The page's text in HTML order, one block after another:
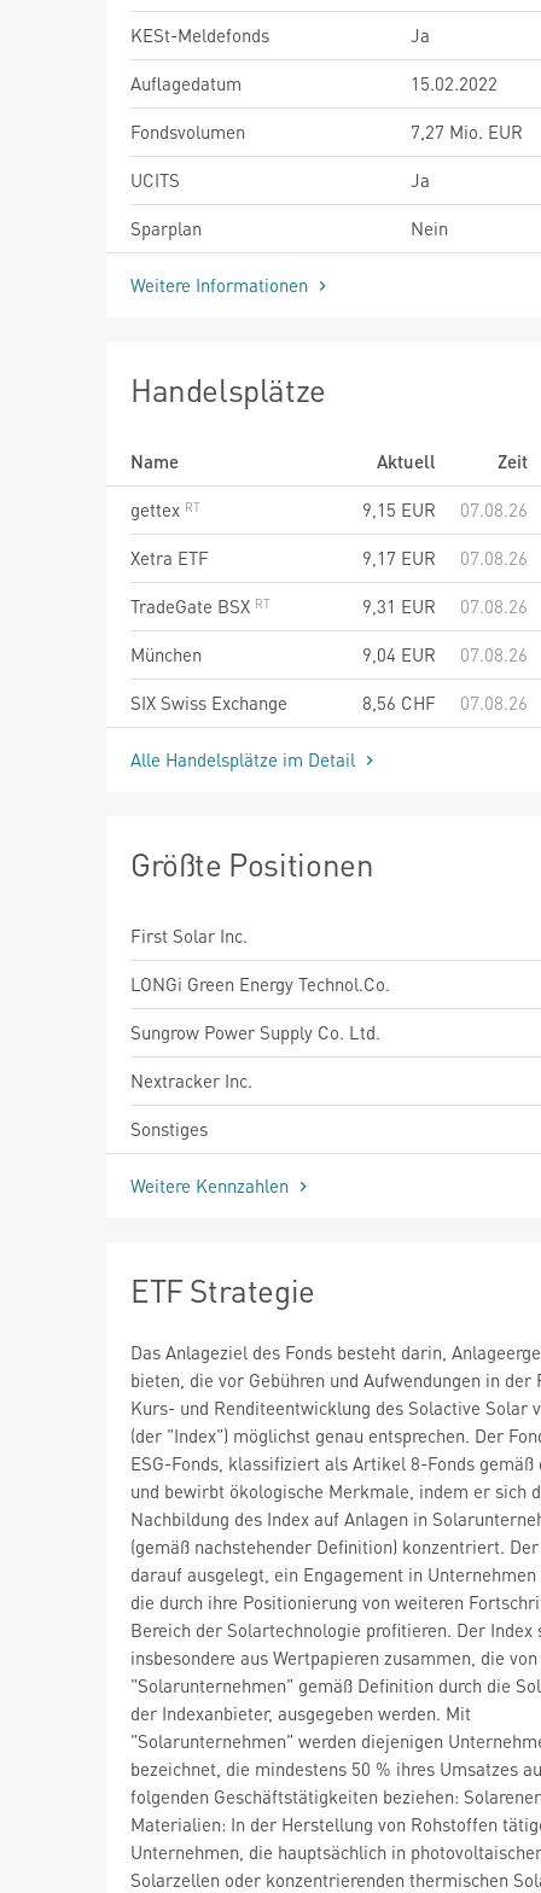
KESt-Meldefonds
Ja
Auflagedatum
15.02.2022
Fondsvolumen
7,27 Mio. EUR
UCITS
Ja
Sparplan
Nein
Weitere Informationen
Handelsplätze
Name Aktuell
Zeit
gettex
9,15 EUR
07.08.26
Xetra ETF
9,17 EUR
07.08.26
TradeGate BSX
9,31 EUR
07.08.26
München
9,04 EUR
07.08.26
SIX Swiss Exchange
8,56 CHF 07.08.26
Alle Handelsplätze im Detail
Größte Positionen
First Solar Inc.
LONGi Green Energy Technol.Co.
Sungrow Power Supply Co. Ltd.
Nextracker Inc.
Sonstiges
Weitere Kennzahlen
ETF Strategie
Das Anlageziel des Fonds besteht darin,
bieten, die vor Gebühren und Aufwendungen in der
Kurs- und Renditeentwicklung des Solactive Solar
(der "Index") möglichst genau entsprechen. Der
ESG-Fonds, klassifiziert als Artikel 8-Fonds gemäß
und bewirbt ökologische Merkmale, indem er sich
Nachbildung des Index auf Anlagen in
(gemäß nachstehender Definition) konzentriert.
darauf ausgelegt, ein Engagement in
die durch ihre Positionierung von weiteren
Bereich der Solartechnologie profitieren. Der Index
insbesondere aus Wertpapieren zusammen, die von
"Solarunternehmen" gemäß Definition durch die
der Indexanbieter, ausgegeben werden. Mit
"Solarunternehmen" werden diejenigen
bezeichnet, die mindestens 50 % ihres Umsatzes
folgenden Geschäftstätigkeiten beziehen:
Materialien: In der Herstellung von Rohstoffen
Unternehmen, die hauptsächlich in
Solarzellen oder konzentrierenden thermischen